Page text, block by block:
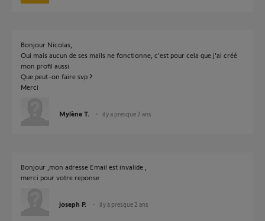
Bonjour Nicolas,
Oui mais aucun de ses mails ne fonctionne, c'est pour cela que j'ai créé
mon profil aussi.
Que peut-on faire svp ?
Merci
Mylène T. il y a presque 2 ans
Bonjour ,mon adresse Email est invalide ,
merci pour votre reponse
joseph P. il y a presque 2 ans